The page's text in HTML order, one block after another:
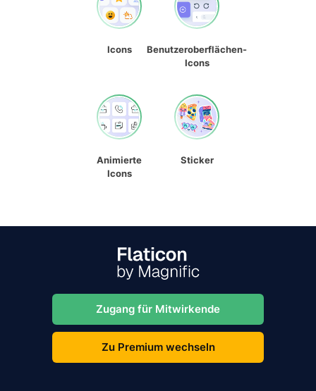
Icons
Benutzeroberflächen-
Icons
Animierte
Icons
Sticker
Zugang für Mitwirkende
Zu Premium wechseln